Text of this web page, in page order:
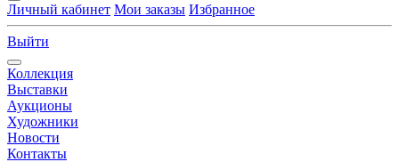
Личный кабинет Мои заказы Избранное
Выйти
Коллекция
Выставки
Аукционы
Художники
Новости
Контакты